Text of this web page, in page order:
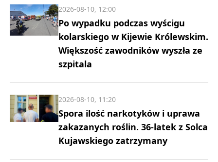
Po wypadku podczas wyścigu
kolarskiego w Kijewie Królewskim.
Większość zawodników wyszła ze
szpitala
2026-08-10, 12:00
Spora ilość narkotyków i uprawa
zakazanych roślin. 36-latek z Solca
Kujawskiego zatrzymany
2026-08-10, 11:20